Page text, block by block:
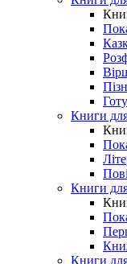
Книги
Книги
Книги